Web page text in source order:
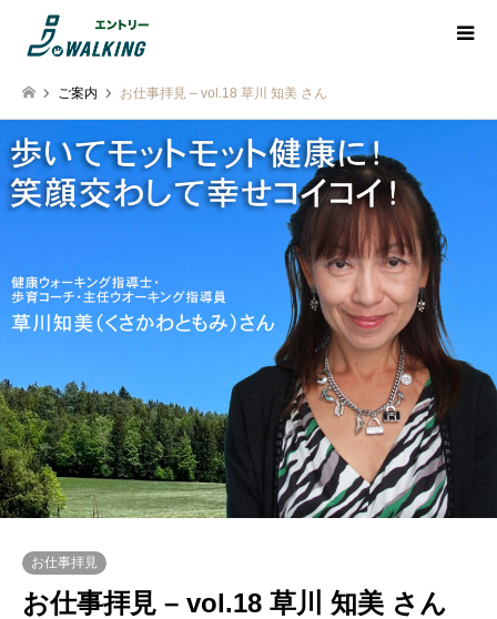
ご案内 お仕事拝見 – vol.18 草川 知美 さん
お仕事拝見
お仕事拝見 – vol.18 草川 知美 さん